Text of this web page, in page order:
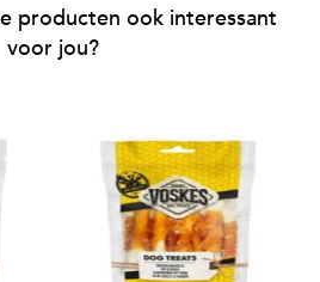
producten ook interessant
voor jou?